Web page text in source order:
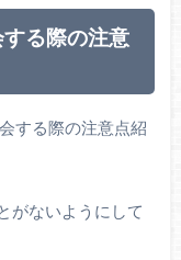
る際の注意
する際の注意点紹
がないようにして